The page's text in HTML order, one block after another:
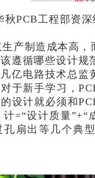
秋PCB工程部资
产制造成本高
遵循哪些设计
亿电路技术总监
于新手学习，
设计就必须和
=“设计质量”+“
扇出等几个典